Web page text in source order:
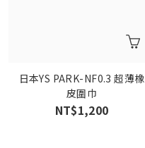
日本YS PARK-NF0.3 超薄橡
皮圍巾
NT$1,200